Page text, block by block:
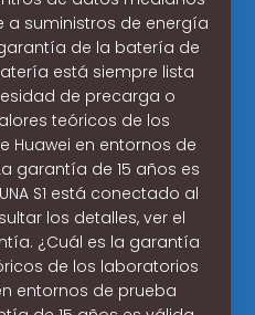
a suministros de energía
de la batería de
está siempre lista
de precarga o
teóricos de los
Huawei en entornos de
garantía de 15 años es
S1 está conectado al
los detalles, ver el
¿Cuál es la garantía
de los laboratorios
entornos de prueba